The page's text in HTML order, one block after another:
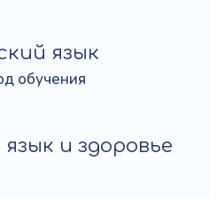
язык
обучения
и здоровье